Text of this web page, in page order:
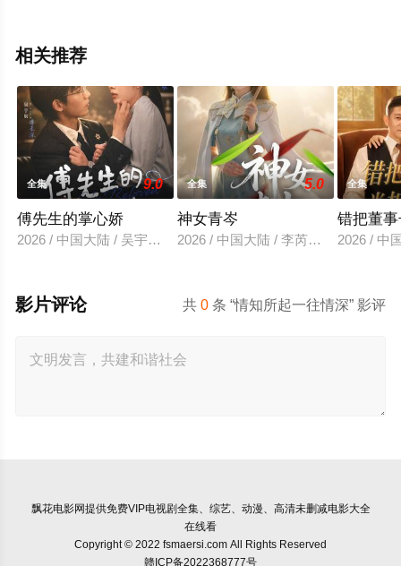
相关推荐
全集 9.0
傅先生的掌心娇
2026 / 中国大陆 / 吴宇航＆郑千亦
全集 5.0
神女青岑
2026 / 中国大陆 / 李芮峤＆张媛媛
全集
错把董
2026 / 中
共0 条 “情知所起一往情深” 影评
影片评论
飘花电影网提供免费VIP电视剧全集、综艺、动漫、高清未删减电影大全
在线看
Copyright © 2022 fsmaersi.com All Rights Reserved
赣ICP备2022368777号